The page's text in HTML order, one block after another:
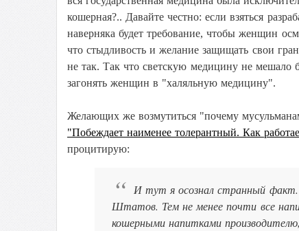
кошерная?.. Давайте честно: если взяться
наверняка будет требование, чтобы женщин
что стыдливость и желание защищать свои
не так. Так что светскую медицину не мешало
загонять женщин в "халяльную медицину".
Желающих же возмутиться "почему
"Побеждает наименее толерантный. Как
процитирую:
И тут я осознал странный
Штатов. Тем не менее почти все
кошерными напитками